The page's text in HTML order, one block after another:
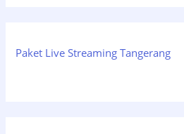
Paket Live Streaming Tangerang